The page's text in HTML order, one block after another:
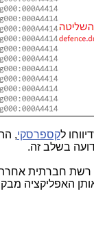
לקספרסקי,
בשלב זה.
רשת חברתית
האפליקציה